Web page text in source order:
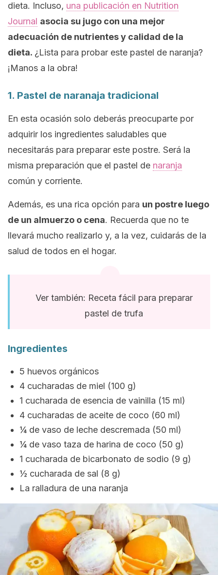
dieta. Incluso, una publicación en Nutrition
Journal asocia su jugo con una mejor
adecuación de nutrientes y calidad de la
dieta. ¿Lista para probar este pastel de naranja?
¡Manos a la obra!
1. Pastel de naranaja tradicional
En esta ocasión solo deberás preocuparte por
adquirir los ingredientes saludables que
necesitarás para preparar este postre. Será la
misma preparación que el pastel de naranja
común y corriente.
Además, es una rica opción para un postre luego
de un almuerzo o cena. Recuerda que no te
llevará mucho realizarlo y, a la vez, cuidarás de la
salud de todos en el hogar.
Ver también: Receta fácil para preparar
pastel de trufa
Ingredientes
5 huevos orgánicos
4 cucharadas de miel (100 g)
1 cucharada de esencia de vainilla (15 ml)
4 cucharadas de aceite de coco (60 ml)
¼ de vaso de leche descremada (50 ml)
¼ de vaso taza de harina de coco (50 g)
1 cucharada de bicarbonato de sodio (9 g)
½ cucharada de sal (8 g)
La ralladura de una naranja